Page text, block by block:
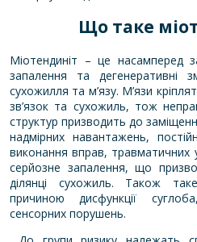
Що таке
Міотендиніт – це насамперед
запалення та дегенеративні
сухожилля та м’язу. М’язи
зв’язок та сухожиль, тож
структур призводить до
надмірних навантажень,
виконання вправ,
серйозне запалення, що
ділянці сухожиль. Також
причиною дисфункції
сенсорних порушень.